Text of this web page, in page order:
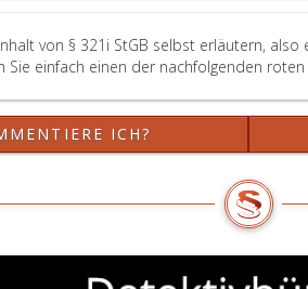
Untergebener
begangen
hat,
den
für
die
oder
solcher
von § 321i StGB selbst erläutern,
Sie einfach einen der nachfolgenden roten
ICH?